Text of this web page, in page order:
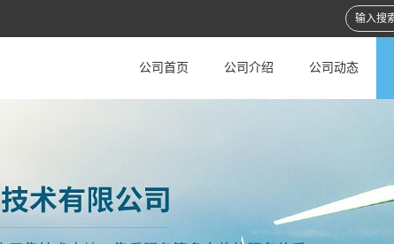
公司首页 公司介绍 公司动态